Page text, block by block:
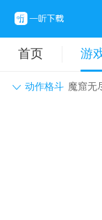
首页 游
动作格斗 魔窟无